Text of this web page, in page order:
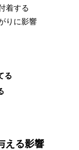
着する
りに影響
る
える影響